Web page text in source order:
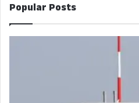
Popular Posts